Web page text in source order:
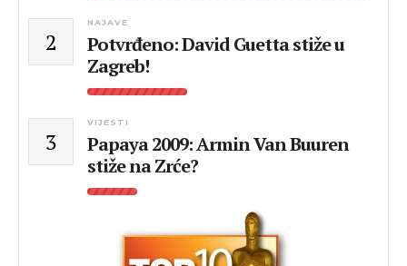
2
NAJAVE
Potvrđeno: David Guetta stiže u
Zagreb!
3
VIJESTI
Papaya 2009: Armin Van Buuren
stiže na Zrće?